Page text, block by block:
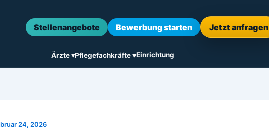
Ärzte ▾Pflegefachkräfte ▾Einrichtung
Stellenangebote Bewerbung starten Jetzt anfragen
24, 2026